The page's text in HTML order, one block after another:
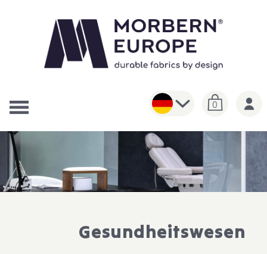
0
Gesundheitswesen